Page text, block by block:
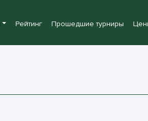
Рейтинг Прошедшие турниры